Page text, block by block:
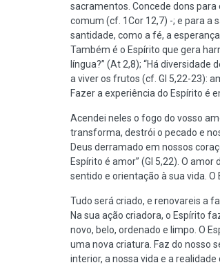
sacramentos. Concede dons
comum (cf. 1Cor 12,7) -; e para a
santidade, como a fé, a
Também é o Espírito que gera
língua?” (At 2,8); “Há diversidade
a viver os frutos (cf. Gl 5,22-23):
Fazer a experiência do Espírito é
Acendei neles o fogo do vosso
transforma, destrói o pecado e
Deus derramado em nossos
Espírito é amor” (Gl 5,22). O
sentido e orientação à sua vida.
Tudo será criado, e renovareis a
Na sua ação criadora, o Espírito
novo, belo, ordenado e limpo. O
uma nova criatura. Faz do nosso
interior, a nossa vida e a realidade